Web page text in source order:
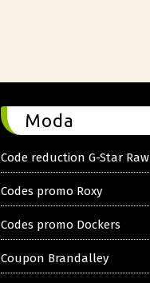
Moda
Code reduction G-Star Raw
Codes promo Roxy
Codes promo Dockers
Coupon Brandalley